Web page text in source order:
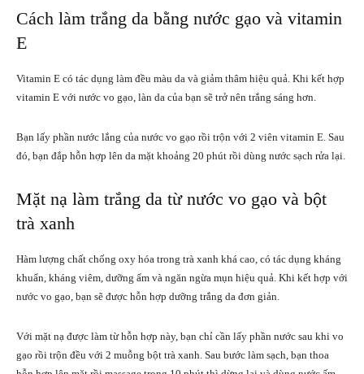
Cách làm trắng da bằng nước gạo và vitamin
E
Vitamin E có tác dụng làm đều màu da và giảm thâm hiệu quả. Khi kết hợp
vitamin E với nước vo gạo, làn da của bạn sẽ trở nên trắng sáng hơn.
Bạn lấy phần nước lắng của nước vo gạo rồi trộn với 2 viên vitamin E. Sau
đó, bạn đắp hỗn hợp lên da mặt khoảng 20 phút rồi dùng nước sạch rửa lại.
Mặt nạ làm trắng da từ nước vo gạo và bột
trà xanh
Hàm lượng chất chống oxy hóa trong trà xanh khá cao, có tác dụng kháng
khuẩn, kháng viêm, dưỡng ẩm và ngăn ngừa mụn hiệu quả. Khi kết hợp với
nước vo gạo, bạn sẽ được hỗn hợp dưỡng trắng da đơn giản.
Với mặt nạ được làm từ hỗn hợp này, bạn chỉ cần lấy phần nước sau khi vo
gạo rồi trộn đều với 2 muỗng bột trà xanh. Sau bước làm sạch, bạn thoa